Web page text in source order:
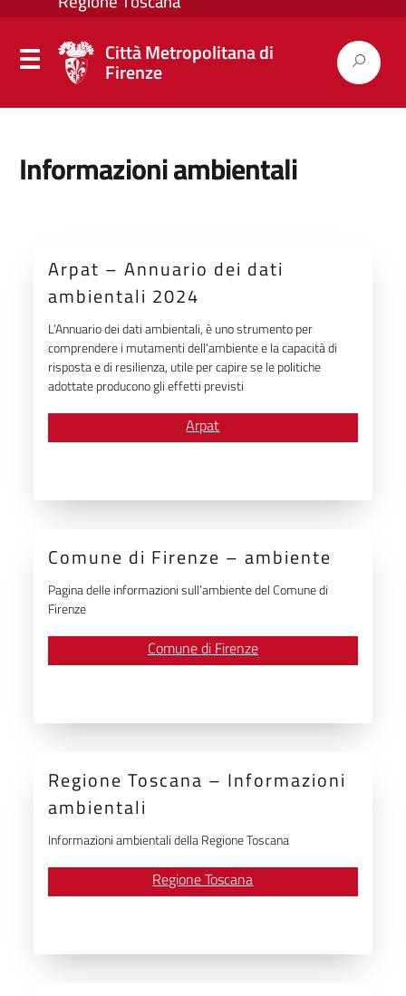
Città Metropolitana di
Firenze
Informazioni ambientali
Arpat – Annuario dei dati
ambientali 2024
L’Annuario dei dati ambientali, è uno strumento per
comprendere i mutamenti dell’ambiente e la capacità di
risposta e di resilienza, utile per capire se le politiche
adottate producono gli effetti previsti
Arpat
Comune di Firenze – ambiente
Pagina delle informazioni sull’ambiente del Comune di
Firenze
Comune di Firenze
Regione Toscana – Informazioni
ambientali
Informazioni ambientali della Regione Toscana
Regione Toscana